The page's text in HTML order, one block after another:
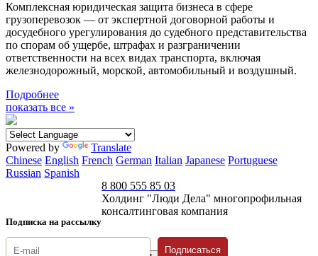
Комплексная юридическая защита бизнеса в сфере
грузоперевозок — от экспертной договорной работы и
досудебного урегулирования до судебного представительства
по спорам об ущербе, штрафах и разграничении
ответственности на всех видах транспорта, включая
железнодорожный, морской, автомобильный и воздушный.
Подробнее
показать все »
Powered by
Translate
Chinese English French German Italian Japanese Portuguese
Russian Spanish
Подписка на рассылку
8 800 555 85 03
Холдинг "Люди Дела" многопрофильная
консалтинговая компания
Подписаться